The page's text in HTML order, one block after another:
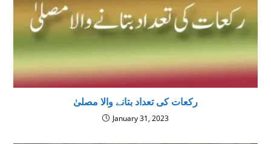
رکعات کی تعداد بتانے والا مصلیٰ
January 31, 2023